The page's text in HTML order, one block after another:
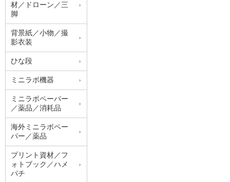
材／ドローン／三
脚
背景紙／小物／撮
影衣装
ひな段
ミニラボ機器
ミニラボペーパー
／薬品／消耗品
海外ミニラボペー
パー／薬品
プリント資材／フ
ォトブック／ハメ
パチ